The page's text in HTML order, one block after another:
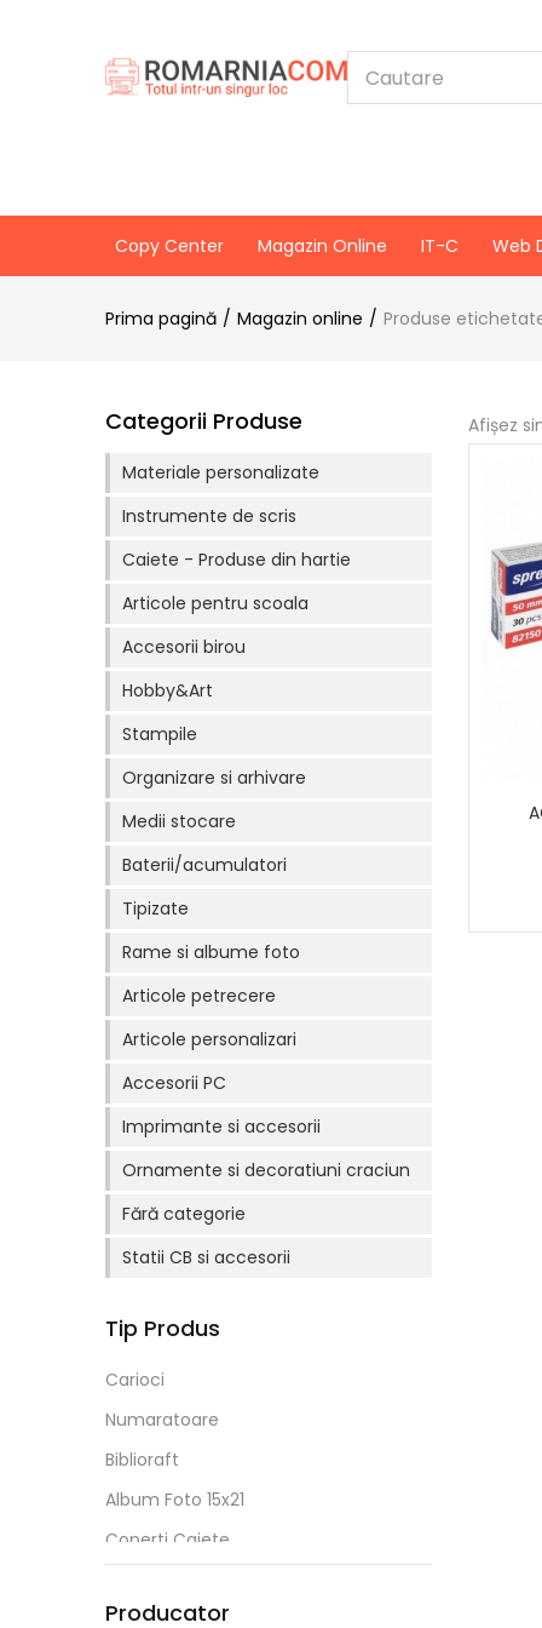
Copy Center Magazin Online IT-C Web
Prima pagină Magazin online Produse
Afișez
Categorii Produse
Materiale personalizate
Instrumente de scris
Caiete - Produse din hartie
Articole pentru scoala
Accesorii birou
Hobby&Art
Stampile
Organizare si arhivare
Medii stocare
Baterii/acumulatori
Tipizate
Rame si albume foto
Articole petrecere
Articole personalizari
Accesorii PC
Imprimante si accesorii
Ornamente si decoratiuni craciun
Fără categorie
Statii CB si accesorii
Tip Produs
Carioci
Numaratoare
Biblioraft
Album Foto 15x21
Coperti Caiete
HDD
Producator